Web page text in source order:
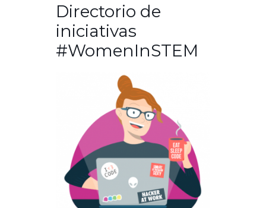
Directorio de
iniciativas
#WomenInSTEM